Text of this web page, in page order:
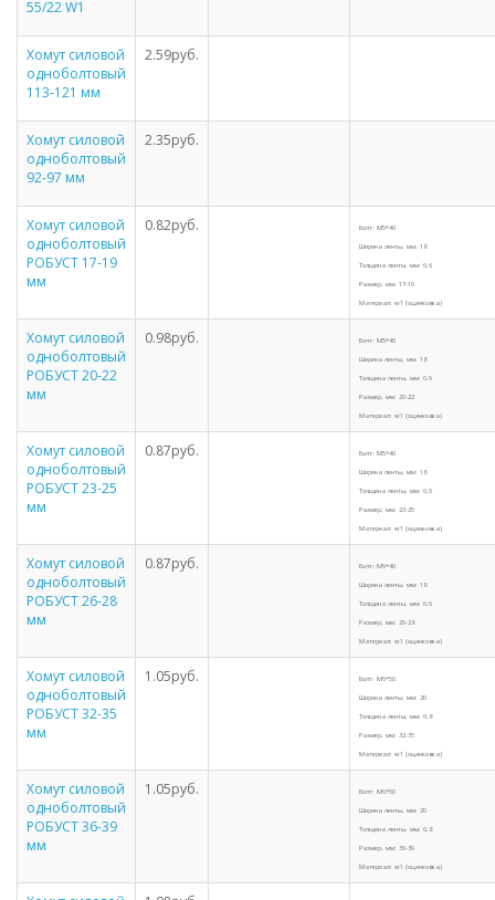
55/22 W1
Хомут силовой
одноболтовый
113-121 мм
2.59руб.
Хомут силовой
одноболтовый
92-97 мм
2.35руб.
Хомут силовой
одноболтовый
РОБУСТ 17-19
мм
0.82руб. Болт: M5*40
Ширина ленты, мм: 18
Толщина ленты, мм: 0,6
Размер, мм: 17-19
Материал: w1 (оцинковка)
Хомут силовой
одноболтовый
РОБУСТ 20-22
мм
0.98руб. Болт: M5*40
Ширина ленты, мм: 18
Толщина ленты, мм: 0,6
Размер, мм: 20-22
Материал: w1 (оцинковка)
Хомут силовой
одноболтовый
РОБУСТ 23-25
мм
0.87руб. Болт: M5*40
Ширина ленты, мм: 18
Толщина ленты, мм: 0,6
Размер, мм: 23-25
Материал: w1 (оцинковка)
Хомут силовой
одноболтовый
РОБУСТ 26-28
мм
0.87руб. Болт: M6*40
Ширина ленты, мм: 18
Толщина ленты, мм: 0,6
Размер, мм: 26-28
Материал: w1 (оцинковка)
Хомут силовой
одноболтовый
РОБУСТ 32-35
мм
1.05руб. Болт: M6*50
Ширина ленты, мм: 20
Толщина ленты, мм: 0,8
Размер, мм: 32-35
Материал: w1 (оцинковка)
Хомут силовой
одноболтовый
РОБУСТ 36-39
мм
1.05руб. Болт: M6*50
Ширина ленты, мм: 20
Толщина ленты, мм: 0,8
Размер, мм: 36-39
Материал: w1 (оцинковка)